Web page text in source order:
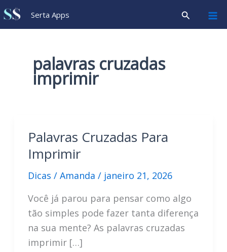
Ir
para
Serta Apps Pesquisar
palavras cruzadas
imprimir
Palavras Cruzadas Para
Imprimir
Dicas / Amanda / janeiro 21, 2026
Você já parou para pensar como algo
tão simples pode fazer tanta diferença
na sua mente? As palavras cruzadas
imprimir […]